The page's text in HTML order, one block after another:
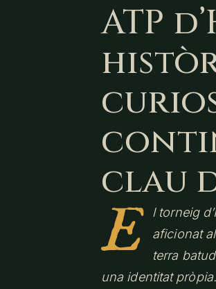
ATP
clau
E
l torneig
aficionat
terra
una identitat